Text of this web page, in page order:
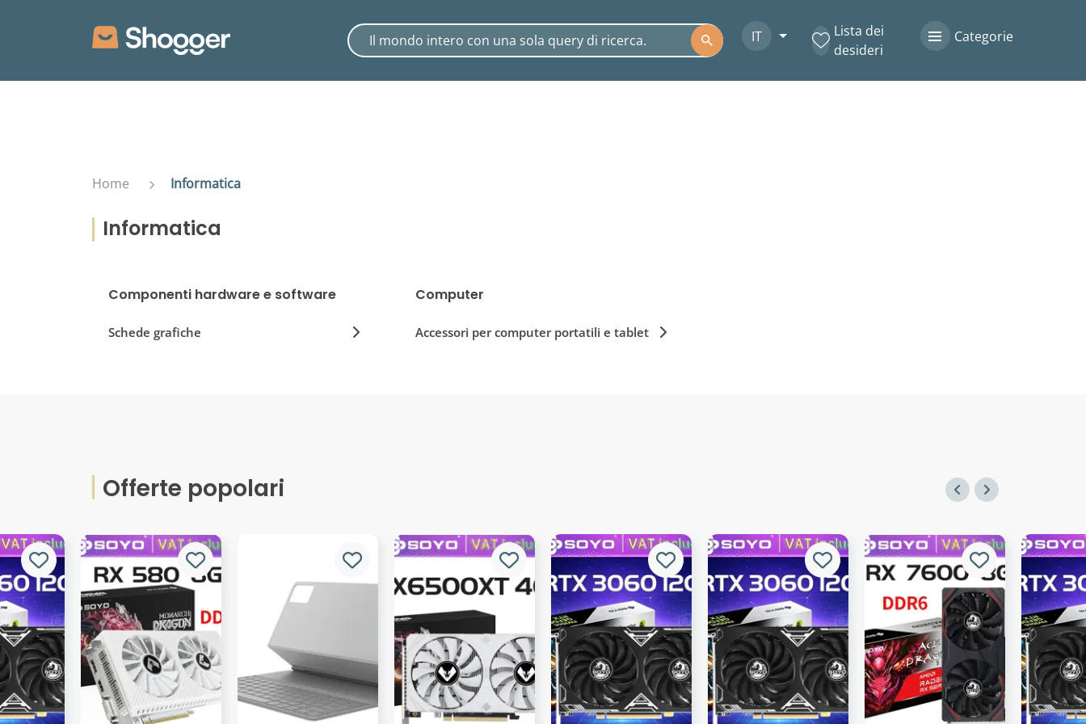
IT
Lista dei
desideri
Categorie
Home Informatica
Informatica
Componenti hardware e software
Schede grafiche
Computer
Accessori per computer portatili e tablet
Offerte popolari